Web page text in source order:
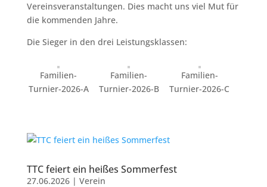
Vereinsveranstaltungen. Dies macht uns viel Mut für
die kommenden Jahre.
Die Sieger in den drei Leistungsklassen:
Familien-
Turnier-2026-A
Familien-
Turnier-2026-B
Familien-
Turnier-2026-C
TTC feiert ein heißes Sommerfest
27.06.2026| Verein